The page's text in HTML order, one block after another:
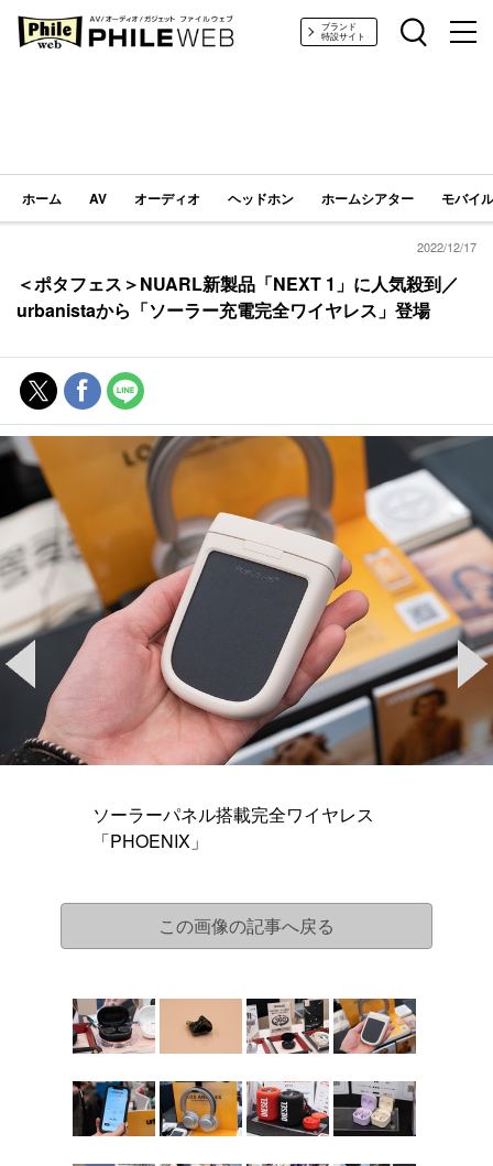
PHILE WEB｜AV/オーディオ/ガジェットブランド
特設サイト
ホーム AV オーディオ ヘッドホン ホームシアター モバイ
2022/12/17
＜ポタフェス＞NUARL新製品「NEXT 1」に人気殺到／
urbanistaから「ソーラー充電完全ワイヤレス」登場
ソーラーパネル搭載完全ワイヤレス
「PHOENIX」
この画像の記事へ戻る